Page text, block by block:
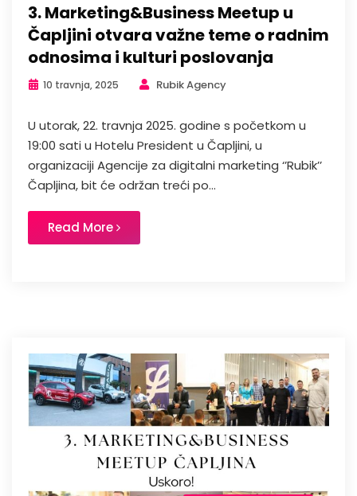
3. Marketing&Business Meetup u
Čapljini otvara važne teme o radnim
odnosima i kulturi poslovanja
10 travnja, 2025 Rubik Agency
U utorak, 22. travnja 2025. godine s početkom u
19:00 sati u Hotelu President u Čapljini, u
organizaciji Agencije za digitalni marketing ‘’Rubik’’
Čapljina, bit će održan treći po...
Read More